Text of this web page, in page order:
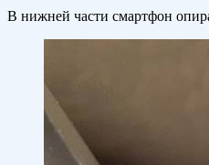
В нижней части смартфон